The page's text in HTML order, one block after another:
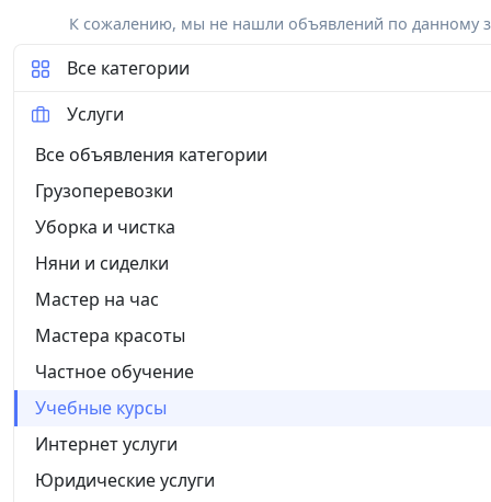
К сожалению, мы не нашли объявлений по данному
Все категории
Услуги
Все объявления категории
Грузоперевозки
Уборка и чистка
Няни и сиделки
Мастер на час
Мастера красоты
Частное обучение
Учебные курсы
Интернет услуги
Юридические услуги